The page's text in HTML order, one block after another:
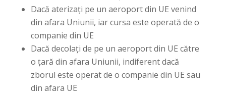
Dacă aterizați pe un aeroport din UE venind
din afara Uniunii, iar cursa este operată de o
companie din UE
Dacă decolați de pe un aeroport din UE către
o țară din afara Uniunii, indiferent dacă
zborul este operat de o companie din UE sau
din afara UE